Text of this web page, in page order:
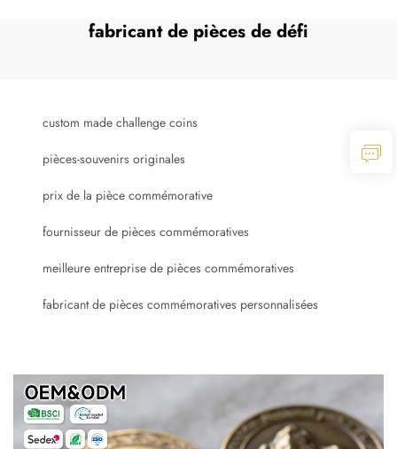
fabricant de pièces de défi
custom made challenge coins
pièces-souvenirs originales
prix de la pièce commémorative
fournisseur de pièces commémoratives
meilleure entreprise de pièces commémoratives
fabricant de pièces commémoratives personnalisées